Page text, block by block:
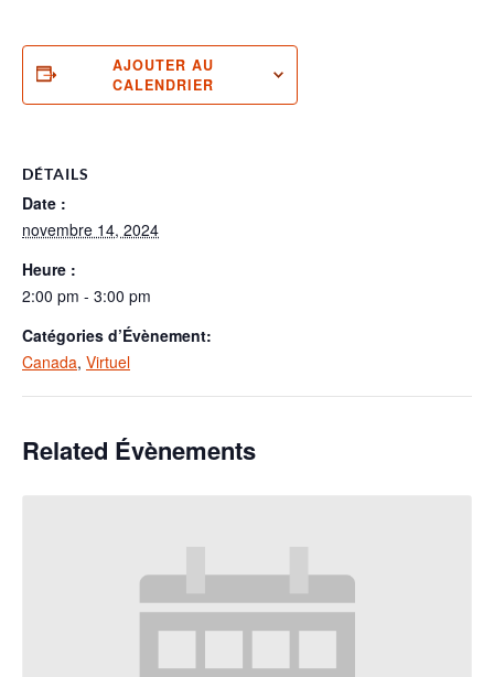
AJOUTER AU
CALENDRIER
DÉTAILS
Date :
novembre 14, 2024
Heure :
2:00 pm - 3:00 pm
Catégories d’Évènement:
Canada, Virtuel
Related Évènements